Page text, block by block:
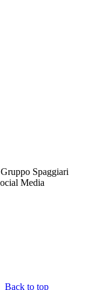
Spaggiari
Media
Back to top